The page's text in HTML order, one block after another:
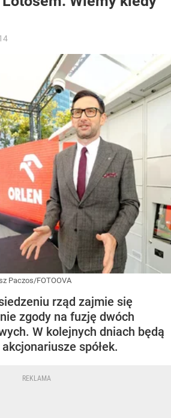
Paczos/FOTOOVA
rząd zajmie się
zgody na fuzję dwóch
W kolejnych dniach będą
spółek.